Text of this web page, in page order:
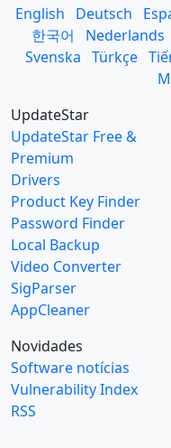
English Deutsch
한국어
Nederlands
Svenska Türkçe
UpdateStar
UpdateStar Free &
Premium
Drivers
Product Key Finder
Password Finder
Local Backup
Video Converter
SigParser
AppCleaner
Novidades
Software notícias
Vulnerability Index
RSS